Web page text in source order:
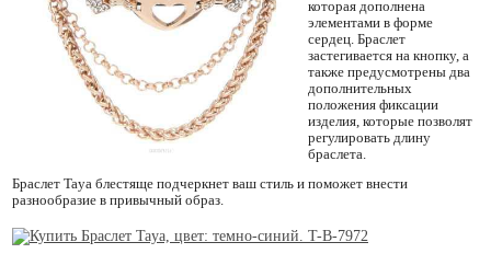
которая дополнена
элементами в форме
сердец. Браслет
застегивается на кнопку, а
также предусмотрены два
дополнительных
положения фиксации
изделия, которые позволят
регулировать длину
браслета.
Браслет Taya блестяще подчеркнет ваш стиль и поможет внести
разнообразие в привычный образ.